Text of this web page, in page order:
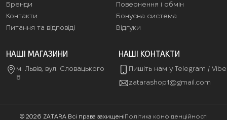
Бренди
Контакти
Питання та відповіді
Повернення і обмін
Бонусна система
Відгуки
НАШІ МАГАЗИНИ
м. Львів, вул. Словацького
8
НАШІ КОНТАКТИ
Пишіть нам у Telegram /
zatarashop1@gmail.com
© 2026 ZATARA Всі права захищеніПолітика конфіденційності